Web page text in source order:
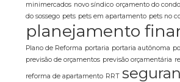
minimercados novo síndico orçamento do
do sossego pets pets em apartamento pets no
planejamento
Plano de Reforma portaria portaria autônoma
previsão de orçamentos previsão orçamentária
reforma de apartamento RRT